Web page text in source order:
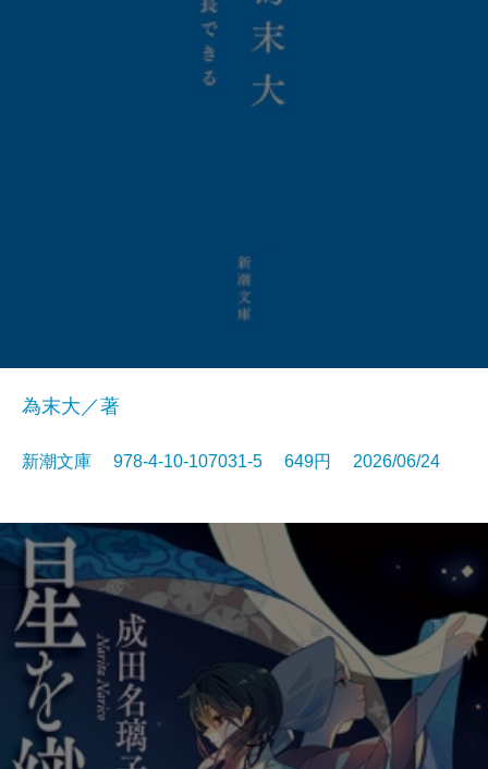
為末大／著
新潮文庫 978-4-10-107031-5 649円 2026/06/24